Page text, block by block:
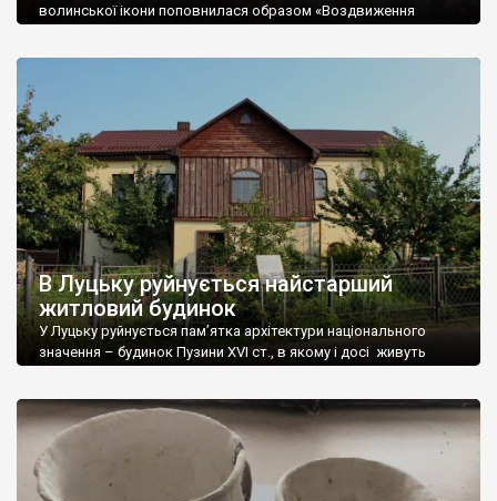
волинської ікони поповнилася образом «Воздвиження
науково-дослідного реставраційного центру та Л. Обухович з
Волинського краєзнавчого музею. Автором твору є
«Волинський іконописець 1630 року». Ікону передали у фонди
[…]
В Луцьку руйнується найстарший
житловий будинок
У Луцьку руйнується пам’ятка архітектури національного
значення – будинок Пузини ХVІ ст., в якому і досі живуть
недбалості. Про це на своїй сторінці повідомив депутат
Луцькради Андрій Білан. “Ця споруда є найдавнішим
житловим будинком міста, адже збудована ще у 16-му […]